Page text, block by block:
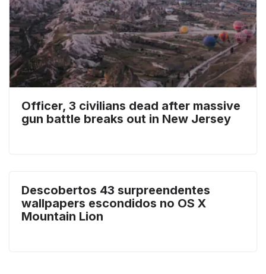
Officer, 3 civilians dead after massive
gun battle breaks out in New Jersey
Descobertos 43 surpreendentes
wallpapers escondidos no OS X
Mountain Lion